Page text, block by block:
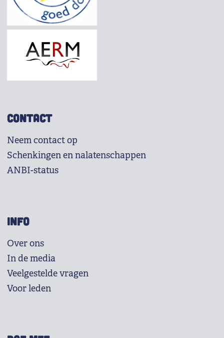
CONTACT
Neem contact op
Schenkingen en nalatenschappen
ANBI-status
INFO
Over ons
In de media
Veelgestelde vragen
Voor leden